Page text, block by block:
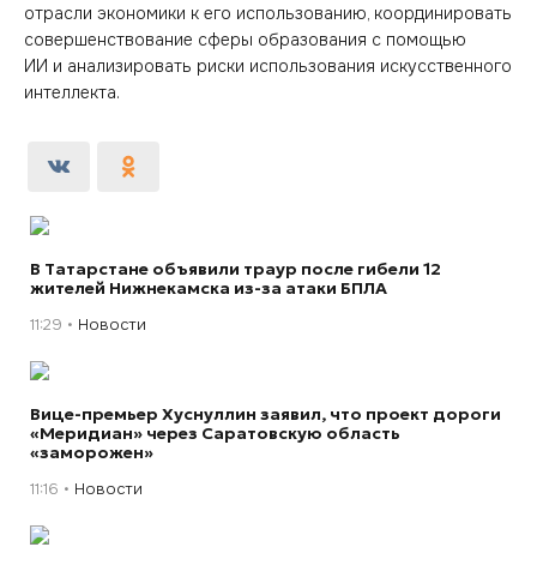
отрасли экономики к его использованию, координировать
совершенствование сферы образования с помощью
ИИ и анализировать риски использования искусственного
интеллекта.
В Татарстане объявили траур после гибели 12
жителей Нижнекамска из-за атаки БПЛА
11:29 Новости
Вице-премьер Хуснуллин заявил, что проект дороги
«Меридиан» через Саратовскую область
«заморожен»
11:16 Новости